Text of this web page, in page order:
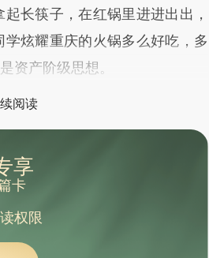
长筷子，在红锅里进进出出，
炫耀重庆的火锅多么好吃，多
资产阶级思想。
阅读
享
卡
权限